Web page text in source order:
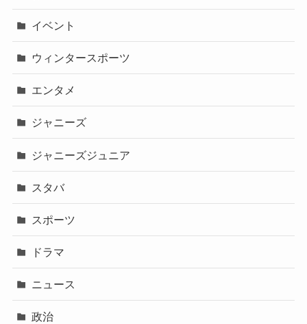
イベント
ウィンタースポーツ
エンタメ
ジャニーズ
ジャニーズジュニア
スタバ
スポーツ
ドラマ
ニュース
政治